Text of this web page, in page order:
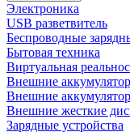
Электроника
USB разветвитель
Беспроводные
Бытовая техника
Виртуальная
Внешние
Внешние
Внешние жесткие
Зарядные устройства